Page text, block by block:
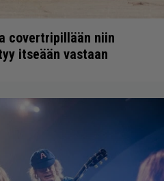
covertripillään niin
itseään vastaan